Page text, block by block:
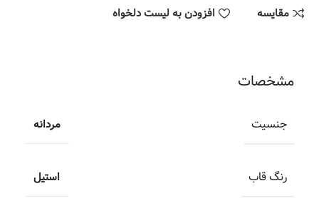
مقایسه افزودن به لیست دلخواه
مشخصات
جنسیت مردانه
رنگ قاب استیل